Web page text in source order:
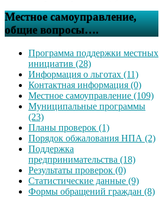
Местное самоуправление,
общие вопросы….
Программа поддержки местных
инициатив (28)
Информация о льготах (11)
Контактная информация (0)
Местное самоуправление (109)
Муниципальные программы
(23)
Планы проверок (1)
Порядок обжалования НПА (2)
Поддержка
предпринимательства (18)
Результаты проверок (0)
Статистические данные (9)
Формы обращений граждан (8)